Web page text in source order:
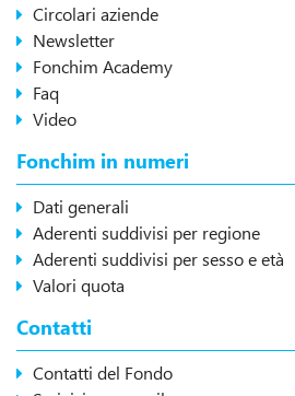
Circolari aziende
Newsletter
Fonchim Academy
Faq
Video
Fonchim in numeri
Dati generali
Aderenti suddivisi per regione
Aderenti suddivisi per sesso e età
Valori quota
Contatti
Contatti del Fondo